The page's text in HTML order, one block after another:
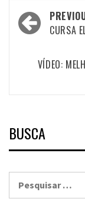
Post
navigation
CURSA
VÍDEO:
BUSCA